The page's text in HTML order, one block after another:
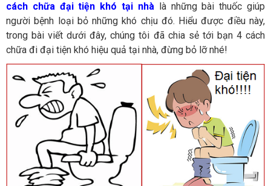
cách chữa đại tiện khó tại nhàlà những bài thuốc giúp
người bệnh loại bỏ những khó chịu đó. Hiểu được điều này,
trong bài viết dưới đây, chúng tôi đã chia sẻ tới bạn 4 cách
chữa đi đại tiện khó hiệu quả tại nhà, đừng bỏ lỡ nhé!